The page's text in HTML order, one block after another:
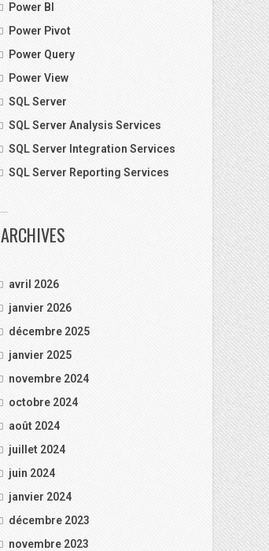
Power BI
Power Pivot
Power Query
Power View
SQL Server
SQL Server Analysis Services
SQL Server Integration Services
SQL Server Reporting Services
ARCHIVES
avril 2026
janvier 2026
décembre 2025
janvier 2025
novembre 2024
octobre 2024
août 2024
juillet 2024
juin 2024
janvier 2024
décembre 2023
novembre 2023